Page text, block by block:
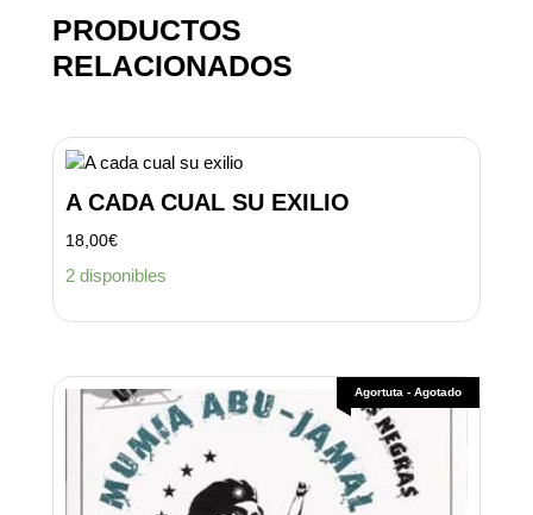
PRODUCTOS
RELACIONADOS
A CADA CUAL SU EXILIO
18,00€
2 disponibles
Agortuta - Agotado